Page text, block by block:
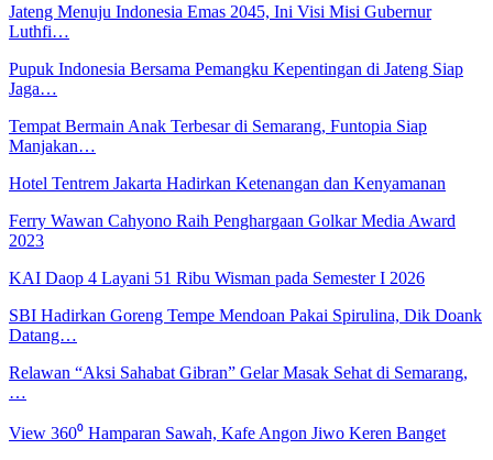
Jateng Menuju Indonesia Emas 2045, Ini Visi Misi Gubernur
Luthfi…
Pupuk Indonesia Bersama Pemangku Kepentingan di Jateng Siap
Jaga…
Tempat Bermain Anak Terbesar di Semarang, Funtopia Siap
Manjakan…
Hotel Tentrem Jakarta Hadirkan Ketenangan dan Kenyamanan
Ferry Wawan Cahyono Raih Penghargaan Golkar Media Award
2023
KAI Daop 4 Layani 51 Ribu Wisman pada Semester I 2026
SBI Hadirkan Goreng Tempe Mendoan Pakai Spirulina, Dik Doank
Datang…
Relawan “Aksi Sahabat Gibran” Gelar Masak Sehat di Semarang,
…
View 360⁰ Hamparan Sawah, Kafe Angon Jiwo Keren Banget